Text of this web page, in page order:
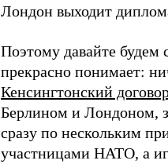
Лондон выходит
Поэтому давайте будем
прекрасно понимает:
Кенсингтонский
Берлином и Лондоном,
сразу по нескольким
участницами НАТО, а